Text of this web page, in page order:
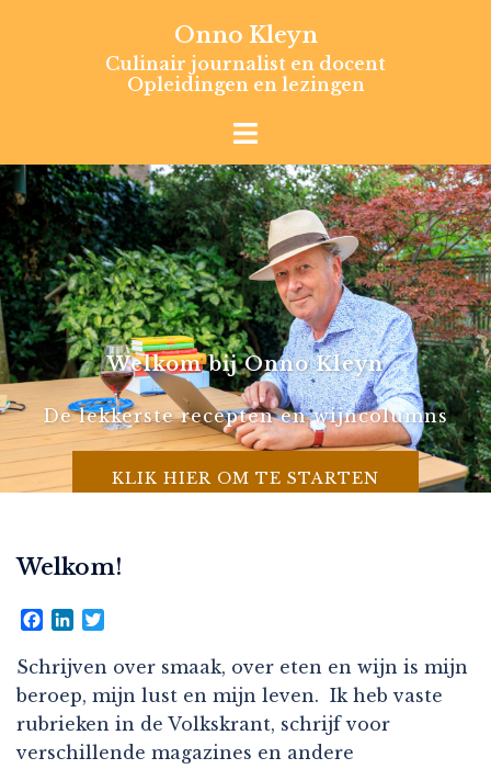
Onno Kleyn
Culinair journalist en docent
Opleidingen en lezingen
Welkom bij Onno Kleyn
De lekkerste recepten en wijncolumns
KLIK HIER OM TE STARTEN
Welkom!
Facebook
LinkedIn
Schrijven over smaak, over eten en wijn is mijn
beroep, mijn lust en mijn leven. Ik heb vaste
rubrieken in de Volkskrant, schrijf voor
verschillende magazines en andere